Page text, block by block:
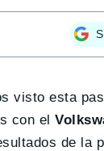
visto esta
con el
de la